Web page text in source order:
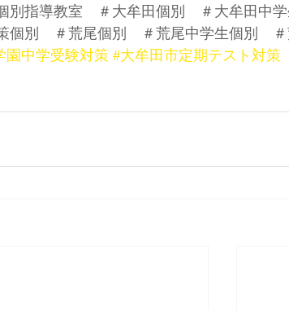
別指導教室　＃大牟田個別　＃大牟田中
個別　＃荒尾個別　＃荒尾中学生個別　
園中学受験対策 #大牟田市定期テスト対策